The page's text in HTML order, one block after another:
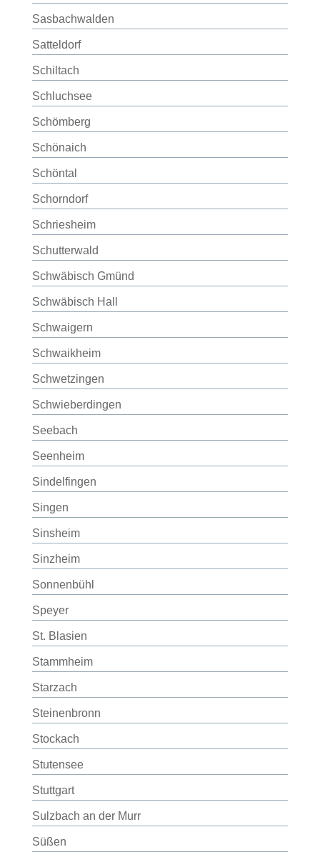
Sasbachwalden
Satteldorf
Schiltach
Schluchsee
Schömberg
Schönaich
Schöntal
Schorndorf
Schriesheim
Schutterwald
Schwäbisch Gmünd
Schwäbisch Hall
Schwaigern
Schwaikheim
Schwetzingen
Schwieberdingen
Seebach
Seenheim
Sindelfingen
Singen
Sinsheim
Sinzheim
Sonnenbühl
Speyer
St. Blasien
Stammheim
Starzach
Steinenbronn
Stockach
Stutensee
Stuttgart
Sulzbach an der Murr
Süßen